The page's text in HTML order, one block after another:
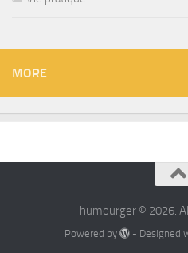
MORE
humourger © 2026.
Powered by - Designed